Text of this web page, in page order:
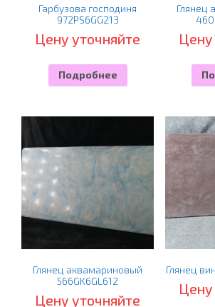
Гарбузова господиня
972PS6GG213
Цену уточняйте
Подробнее
Глянец
Цену
Глянец аквамариновый
566GK6GL612
Цену уточняйте
Глянец
Цену